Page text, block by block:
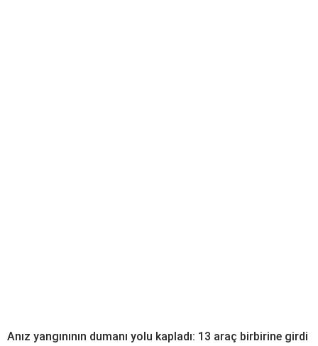
Anız yangınının dumanı yolu kapladı: 13 araç birbirine girdi